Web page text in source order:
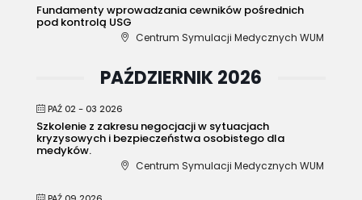
Fundamenty wprowadzania cewników pośrednich
pod kontrolą USG
Centrum Symulacji Medycznych WUM
PAŹDZIERNIK 2026
PAŹ 02 - 03 2026
Szkolenie z zakresu negocjacji w sytuacjach
kryzysowych i bezpieczeństwa osobistego dla
medyków.
Centrum Symulacji Medycznych WUM